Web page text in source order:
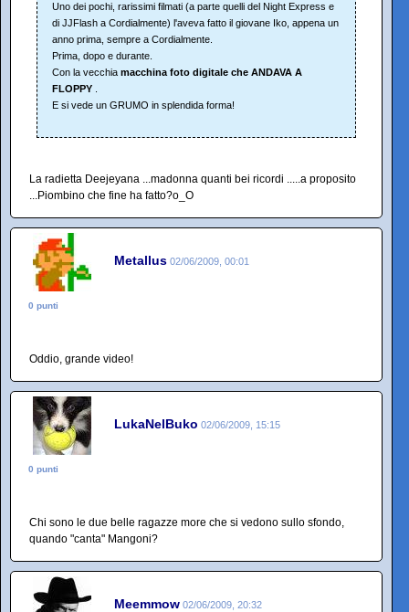
Uno dei pochi, rarissimi filmati (a parte quelli del Night Express e
di JJFlash a Cordialmente) l'aveva fatto il giovane Iko, appena un
anno prima, sempre a Cordialmente.
Prima, dopo e durante.
Con la vecchia macchina foto digitale che ANDAVA A
FLOPPY
E si vede un GRUMO in splendida forma!
La radietta Deejeyana ...madonna quanti bei ricordi .....a proposito
...Piombino che fine ha fatto?o_O
Metallus 02/06/2009, 00:01
0 punti
Oddio, grande video!
LukaNelBuko 02/06/2009, 15:15
0 punti
Chi sono le due belle ragazze more che si vedono sullo sfondo,
quando "canta" Mangoni?
Meemmow 02/06/2009, 20:32